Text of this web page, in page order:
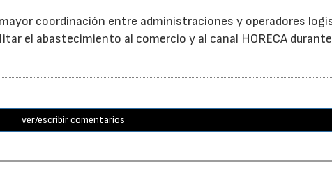
coordinación entre administraciones y operadores
el abastecimiento al comercio y al canal HORECA
ver/escribir comentarios